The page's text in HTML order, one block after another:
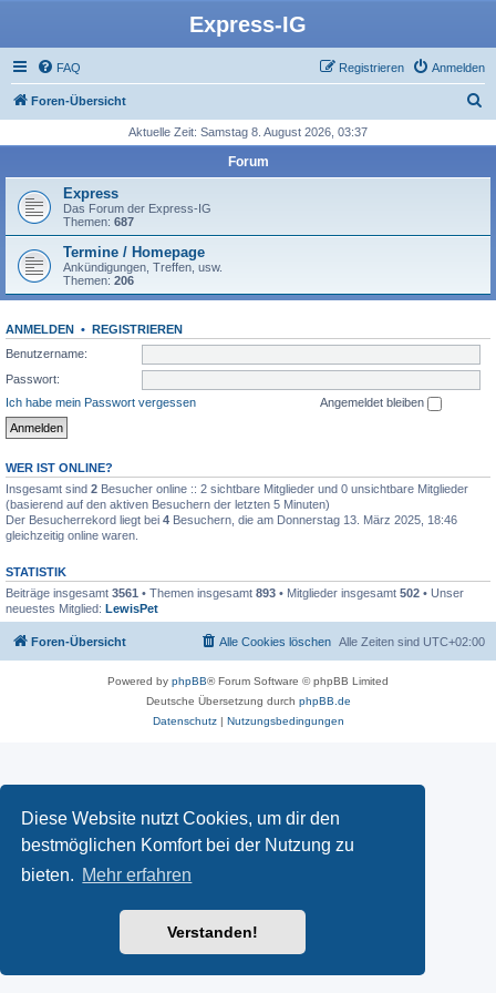
Diese Website nutzt Cookies, um dir den
bestmöglichen Komfort bei der Nutzung zu
bieten. Mehr erfahren
Verstanden!
Express-IG
FAQ Anmelden
Registrieren
Foren-Übersicht
h
Aktuelle Zeit: Samstag 8. August 2026, 03:37
Forum
Express
Das Forum der Express-IG
Themen: 687
Termine / Homepage
Ankündigungen, Treffen, usw.
Themen: 206
ANMELDEN • REGISTRIEREN
Benutzername:
Passwort:
Ich habe mein Passwort vergessen
Angemeldet bleiben
WER IST ONLINE?
Insgesamt sind 2 Besucher online :: 2 sichtbare Mitglieder und 0 unsichtbare Mitglieder
(basierend auf den aktiven Besuchern der letzten 5 Minuten)
Der Besucherrekord liegt bei 4 Besuchern, die am Donnerstag 13. März 2025, 18:46
gleichzeitig online waren.
STATISTIK
Beiträge insgesamt 3561 • Themen insgesamt 893 • Mitglieder insgesamt 502 • Unser
neuestes Mitglied: LewisPet
Foren-Übersicht Alle Zeiten sind UTC+02:00
Alle Cookies löschen
Powered by phpBB® Forum Software © phpBB Limited
Deutsche Übersetzung durch phpBB.de
Datenschutz| Nutzungsbedingungen